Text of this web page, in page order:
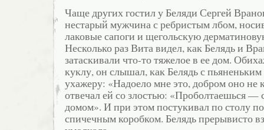
Чаще других гостил у Беляди Сергей
нестарый мужчина с ребристым лбом,
лаковые сапоги и щегольскую
Несколько раз Вита видел, как Белядь и
затаскивали что-то тяжелое в ее дом.
куклу, он слышал, как Белядь с
ухажеру: «Надоело мне это, добром оно не
отвечал ей со злостью: «Проболтаешься —
домом». И при этом постукивал по столу
спичечным коробком. Белядь прерывисто